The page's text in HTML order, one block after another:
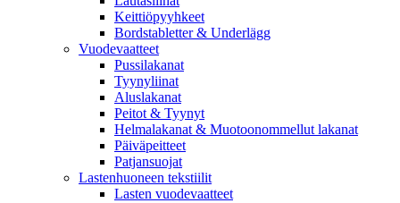
Keittiöpyyhkeet
Bordstabletter & Underlägg
Vuodevaatteet
Pussilakanat
Tyynyliinat
Aluslakanat
Peitot & Tyynyt
Helmalakanat & Muotoonommellut lakanat
Päiväpeitteet
Patjansuojat
Lastenhuoneen tekstiilit
Lasten vuodevaatteet